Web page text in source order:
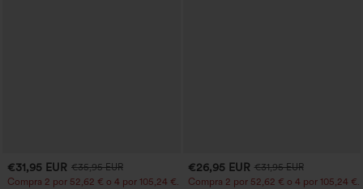
€31,95 EUR €35,95 EUR
Compra 2 por 52,62 € o 4 por 105,24 €.
€26,95 EUR €31,95 EUR
Compra 2 por 52,62 € o 4 por 105,24 €.